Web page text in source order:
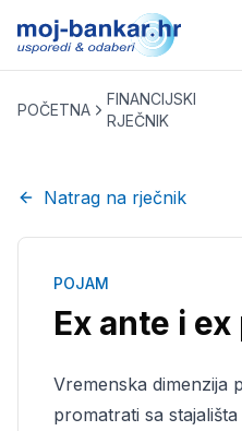
POČETNA
FINANCIJSKI
RJEČNIK
Natrag na rječnik
POJAM
Ex ante i
Vremenska dimenzija
promatrati sa